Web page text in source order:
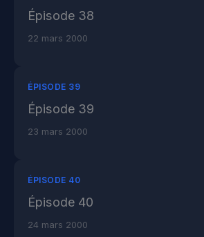
Épisode 38
22 mars 2000
ÉPISODE 39
Épisode 39
23 mars 2000
ÉPISODE 40
Épisode 40
24 mars 2000